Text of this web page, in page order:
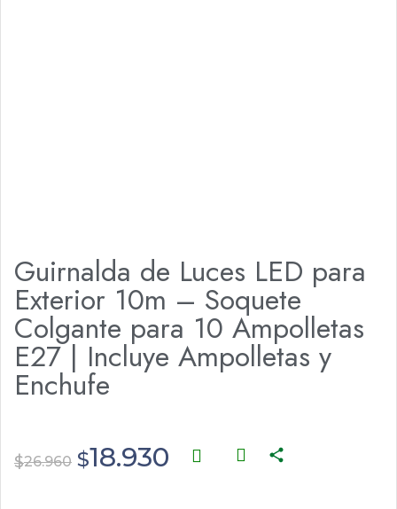
Guirnalda de Luces LED para
Exterior 10m – Soquete
Colgante para 10 Ampolletas
E27 | Incluye Ampolletas y
Enchufe
$26.960 $18.930